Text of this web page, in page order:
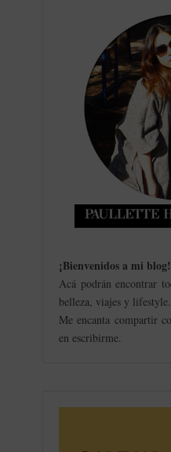
¡Bienvenidos a mi blog!
Acá podrán encontrar
belleza, viajes y lifestyle.
Me encanta compartir
en escribirme.